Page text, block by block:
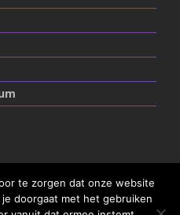
te zorgen dat onze website
doorgaat met het gebruiken